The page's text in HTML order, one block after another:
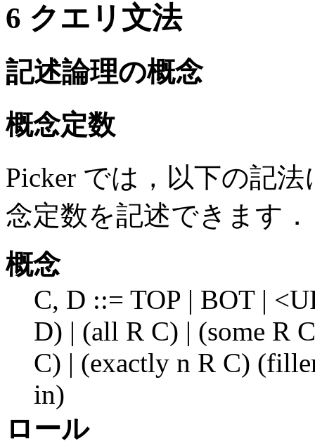
6 クエリ文法
記述論理の概念
概念定数
Picker では，以下の記
念定数を記述できます．
概念
C, D ::= TOP | BOT |
D) | (all R C) | (some R
C) | (exactly n R C)
in)
ロール